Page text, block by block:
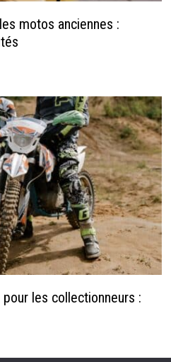
motos anciennes :
les collectionneurs :